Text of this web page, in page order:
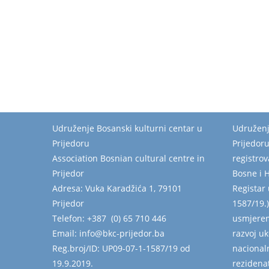
Udruženje Bosanski kulturni centar u
Prijedoru
Association Bosnian cultural centre in
Prijedor
Adresa: Vuka Karadžića 1, 79101
Prijedor
Telefon: +387 (0) 65 710 446
Email: info@bkc-prijedor.ba
Reg.broj/ID: UP09-07-1-1587/19 od
19.9.2019.
Bosne i
Registar
1587/
razvoj